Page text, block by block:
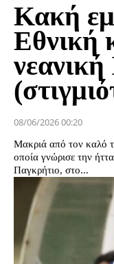
Κακή
Εθνική
νεανική
08/06/2026 00:20
Μακριά από τον καλό
οποία γνώρισε την
Παγκρήτιο, στο...